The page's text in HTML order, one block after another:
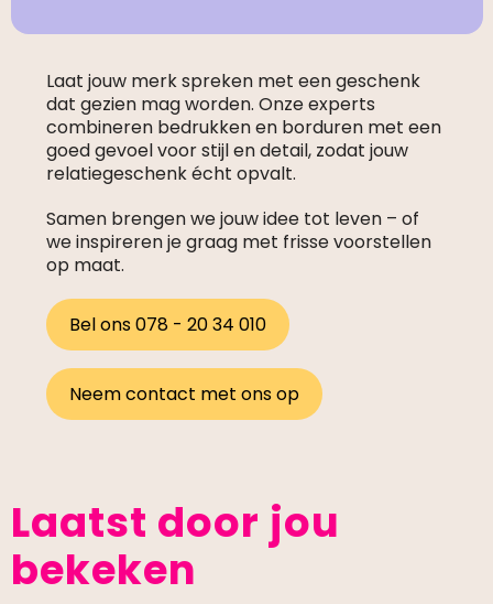
Laat jouw merk spreken met een geschenk
dat gezien mag worden. Onze experts
combineren bedrukken en borduren met een
goed gevoel voor stijl en detail, zodat jouw
relatiegeschenk écht opvalt.
Samen brengen we jouw idee tot leven – of
we inspireren je graag met frisse voorstellen
op maat.
Bel ons 078 - 20 34 010
Neem contact met ons op
Laatst door jou
bekeken